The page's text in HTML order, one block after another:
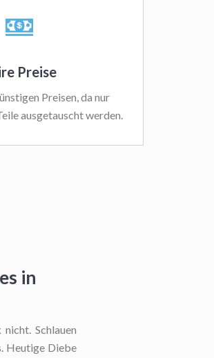
Preise
Preisen, da nur
ausgetauscht werden.
in
Schlauen
Heutige Diebe